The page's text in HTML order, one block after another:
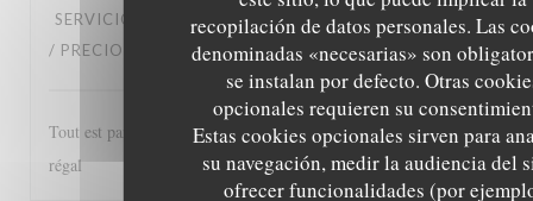
recopilación de datos personales. Las
denominadas «necesarias» son
se instalan por defecto. Otras
opcionales requieren su
Estas cookies opcionales sirven para
su navegación, medir la audiencia del
ofrecer funcionalidades (por
SERVICIO AMBIENTE : 5 MENÚ
CALIDAD
/ PRECIO
Tout est parfait, de l'accueil au service et les plats excellents! Un
régal